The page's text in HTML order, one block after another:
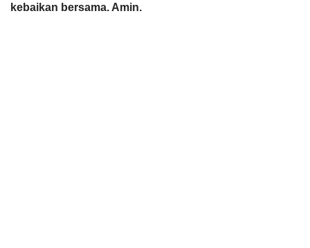
kebaikan bersama. Amin.